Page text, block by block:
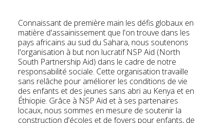
Connaissant de première main les défis globaux en
matière d'assainissement que l'on trouve dans les
pays africains au sud du Sahara, nous soutenons
l'organisation à but non lucratif NSP Aid (North
South Partnership Aid) dans le cadre de notre
responsabilité sociale. Cette organisation travaille
sans relâche pour améliorer les conditions de vie
des enfants et des jeunes sans abri au Kenya et en
Éthiopie. Grâce à NSP Aid et à ses partenaires
locaux, nous sommes en mesure de soutenir la
construction d'écoles et de foyers pour enfants, de